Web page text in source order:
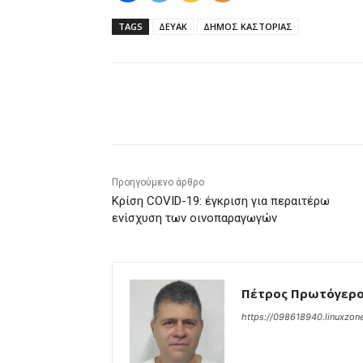
TAGS ΔΕΥΑΚ ΔΗΜΟΣ ΚΑΣΤΟΡΙΑΣ
Προηγούμενο άρθρο
Κρίση COVID-19: έγκριση για περαιτέρω
ενίσχυση των οινοπαραγωγών
Πέτρος
https://